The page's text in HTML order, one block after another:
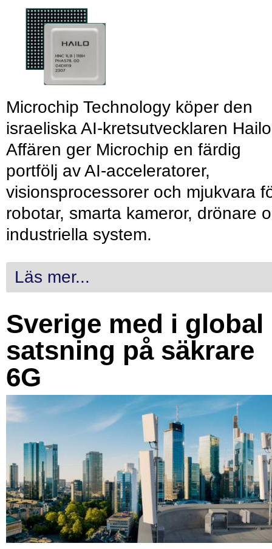
Microchip Technology köper den
israeliska AI-kretsutvecklaren
Affären ger Microchip en färdig
portfölj av AI-acceleratorer,
visionsprocessorer och mjukvara
robotar, smarta kameror, drönare
industriella system.
Läs mer...
Sverige med i global
satsning på säkrare
6G